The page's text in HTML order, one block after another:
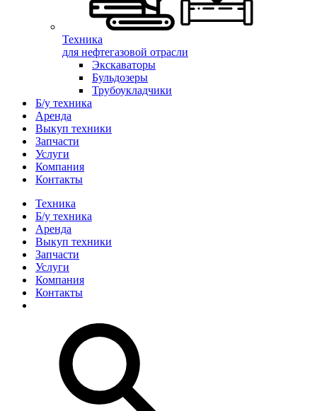
Техника
для нефтегазовой отрасли
Экскаваторы
Бульдозеры
Трубоукладчики
Б/у техника
Аренда
Выкуп техники
Запчасти
Услуги
Компания
Контакты
Техника
Б/у техника
Аренда
Выкуп техники
Запчасти
Услуги
Компания
Контакты